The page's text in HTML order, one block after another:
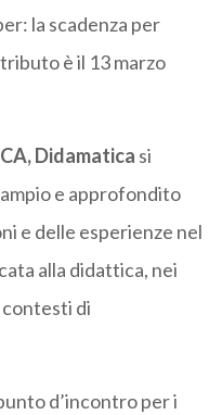
la scadenza per
è il 13 marzo
Didamatica si
e approfondito
e delle esperienze nel
alla didattica, nei
di
d’incontro per i